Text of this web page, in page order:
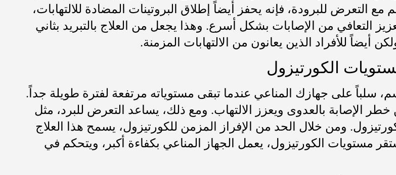
التعرض للبرودة، فإنه يحفز أيضاً إطلاق البروتينات المضادة للالتهابات،
التعافي من الإصابات بشكل أسرع. وهذا يجعل من العلاج بالتبريد بثاني
أيضاً للأفراد الذين يعانون من الالتهابات المزمنة.
الكورتيزول
سلباً على جهازك المناعي عندما تبقى مستوياته مرتفعة لفترة طويلة جداً.
الإصابة بالعدوى ويعزز الالتهاب. ومع ذلك، يساعد التعرض للبرد، مثل
ومن خلال الحد من الإفراز المزمن للكورتيزول، يسمح هذا العلاج
مستويات الكورتيزول، يعمل الجهاز المناعي بكفاءة أكبر، ويتحكم في